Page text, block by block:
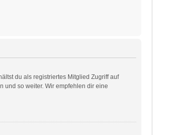
du als registriertes Mitglied Zugriff auf
und so weiter. Wir empfehlen dir eine